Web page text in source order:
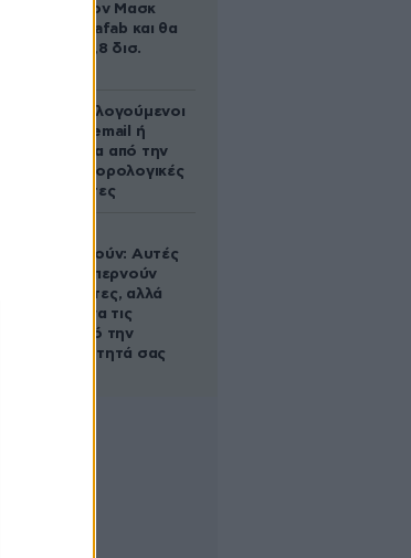
χτίζει ο Έλον Μασκ
λέγεται Terafab και θα
κοστίσει 16,8 δισ.
Ποιοι φορολογούμενοι
θα λάβουν email ή
τηλεφώνημα από την
ΑΑΔΕ για φορολογικές
εκκρεμότητες
προειδοποιούν: Αυτές
οι τροφές, περνούν
απαρατήρητες, αλλά
καλό είναι να τις
βγάλετε από την
καθημερινότητά σας